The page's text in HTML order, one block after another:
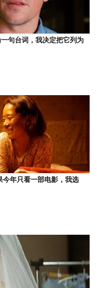
句台词，我决定把它列为
今年只看一部电影，我选